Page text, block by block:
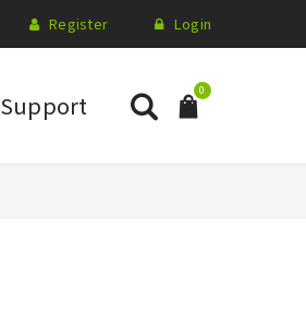
Register Login
Support 0